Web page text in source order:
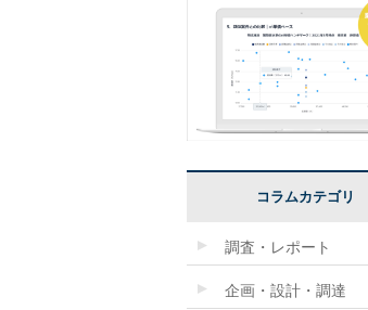
コラムカテゴリ
調査・レポート
企画・設計・調達